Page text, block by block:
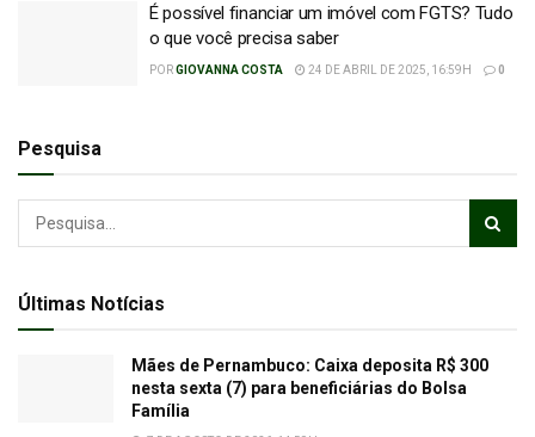
É possível financiar um imóvel com FGTS? Tudo
o que você precisa saber
PORGIOVANNA COSTA 24 DE ABRIL DE 2025, 16:59H 0
Pesquisa
Últimas Notícias
Mães de Pernambuco: Caixa deposita R$ 300
nesta sexta (7) para beneficiárias do Bolsa
Família